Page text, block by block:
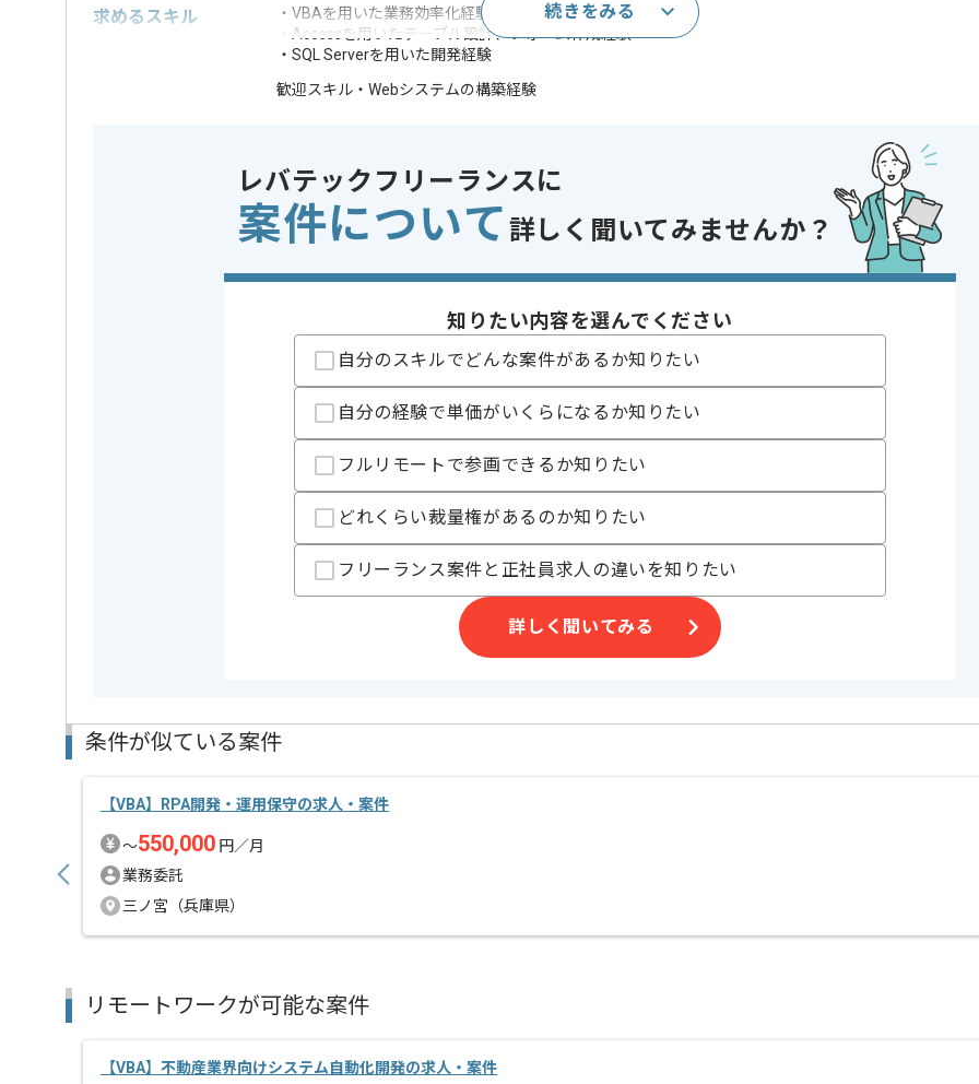
求めるスキル
・VBAを用いた業務効率化経験
・Accessを用いたテーブル設計、フォーム作成経験
・SQL Serverを用いた開発経験
歓迎スキル ・Webシステムの構築経験
この案件のポイント 業務内容
社内システム開発
特徴
20代活躍中 , 30代活躍中 , 40代活躍中 , 長期プロジェクト , 急募 , BtoB向け , 新技術
日から可能
BPO関連事業、CRM関連事業等を展開している企業でございます。
業務効率化案件に携わっていただきます。
基本的には常駐での作業を見込んでおります。
チームでの開発が得意な方にマッチします。
続きをみる
レバテックフリーランスに
案件について 詳しく聞いてみませんか？
知りたい内容を選んでください
自分のスキルでどんな案件があるか知りたい
自分の経験で単価がいくらになるか知りたい
フルリモートで参画できるか知りたい
どれくらい裁量権があるのか知りたい
フリーランス案件と正社員求人の違いを知りたい
詳しく聞いてみる
条件が似ている案件
【VBA】RPA開発・運用保守の求人・案件
〜550,000 円／月
業務委託
三ノ宮（兵庫県）
リモートワークが可能な案件
【VBA】不動産業界向けシステム自動化開発の求人・案件